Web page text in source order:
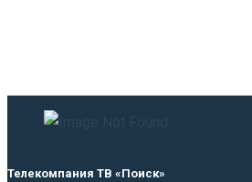
Телекомпания ТВ «Поиск»